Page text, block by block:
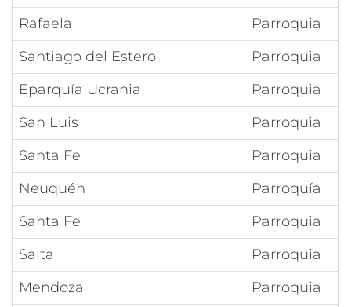
Rafaela
Parroquia
Santiago del Estero
Parroquia
Eparquía Ucrania
Parroquia
San Luis
Parroquia
Santa Fe
Parroquia
Neuquén
Parroquía
Santa Fe
Parroquia
Salta
Parroquia
Mendoza
Parroquia